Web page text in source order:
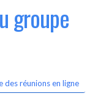
groupe
des réunions en ligne